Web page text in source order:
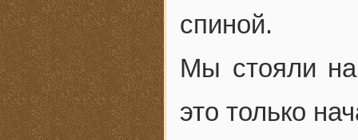
спиной.
Мы стояли
это только